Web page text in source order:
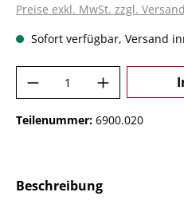
Preise exkl. MwSt. zzgl.
Sofort verfügbar, Versand
Produkt Anzahl:
Teilenummer: 6900.020
Beschreibung